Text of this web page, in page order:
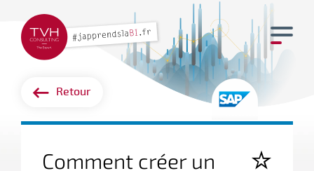
Retour
Comment créer un